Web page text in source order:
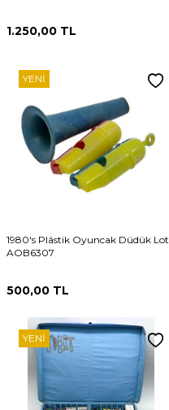
1.250,00 TL
YENI
1980's Plâstik Oyuncak Düdük Lot
AOB6307
500,00 TL
YENI